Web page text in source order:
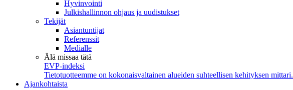
Hyvinvointi
Julkishallinnon ohjaus ja uudistukset
Tekijät
Asiantuntijat
Referenssit
Medialle
Älä missaa tätä
EVP-indeksi
Tietotuotteemme on kokonaisvaltainen alueiden suhteellisen kehityksen mittari.
Ajankohtaista